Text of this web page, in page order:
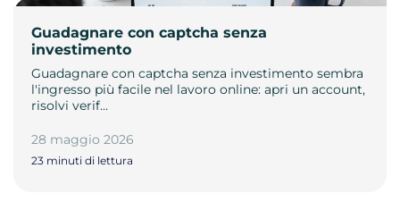
Guadagnare con captcha senza
investimento
Guadagnare con captcha senza investimento sembra
l'ingresso più facile nel lavoro online: apri un account,
risolvi verif…
28 maggio 2026
23 minuti di lettura